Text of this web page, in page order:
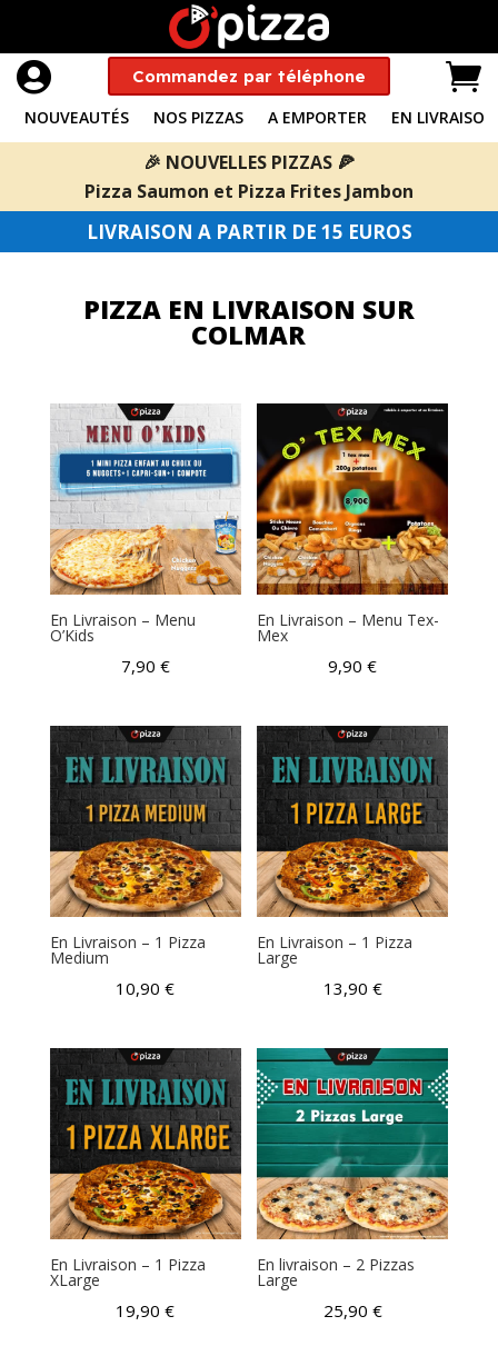
 Commandez par téléphone 
NOUVEAUTÉS NOS PIZZAS A EMPORTER EN LIVRAISON
🎉 NOUVELLES PIZZAS 🍕
Pizza Saumon et Pizza Frites Jambon
LIVRAISON A PARTIR DE 15 EUROS
PIZZA EN LIVRAISON SUR
COLMAR
En Livraison – Menu
O’Kids
7,90 €
En Livraison – Menu Tex-
Mex
9,90€
En Livraison – 1 Pizza
Medium
10,90€
En Livraison – 1 Pizza
Large
13,90 €
En Livraison – 1 Pizza
XLarge
19,90€
En livraison – 2 Pizzas
Large
25,90 €